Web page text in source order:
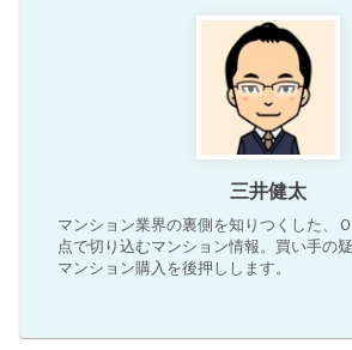
三井健太
マンション業界の裏側を知りつくした、
点で切り込むマンション情報。買い手の
マンション購入を後押しします。